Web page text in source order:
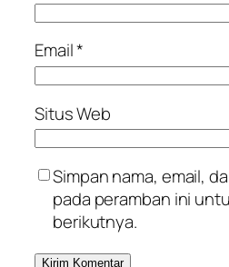
Email*
Situs Web
Simpan nama, email,
pada peramban ini
berikutnya.